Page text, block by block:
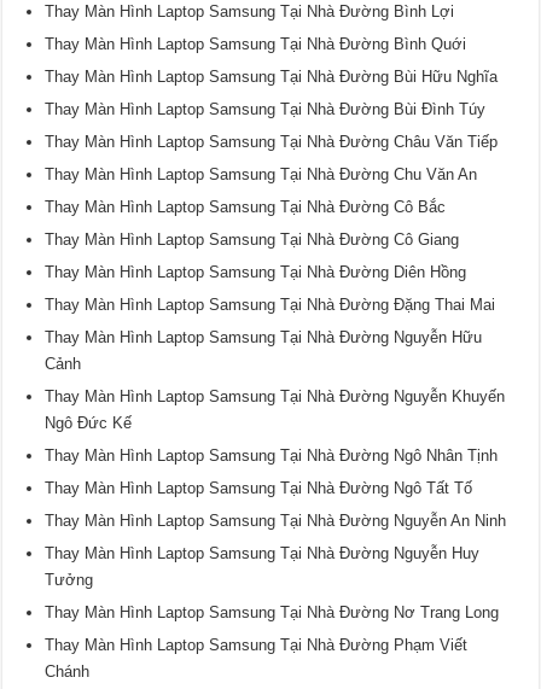
Thay Màn Hình Laptop Samsung Tại Nhà Đường Bình Lợi
Thay Màn Hình Laptop Samsung Tại Nhà Đường Bình Quới
Thay Màn Hình Laptop Samsung Tại Nhà Đường Bùi Hữu Nghĩa
Thay Màn Hình Laptop Samsung Tại Nhà Đường Bùi Đình Túy
Thay Màn Hình Laptop Samsung Tại Nhà Đường Châu Văn Tiếp
Thay Màn Hình Laptop Samsung Tại Nhà Đường Chu Văn An
Thay Màn Hình Laptop Samsung Tại Nhà Đường Cô Bắc
Thay Màn Hình Laptop Samsung Tại Nhà Đường Cô Giang
Thay Màn Hình Laptop Samsung Tại Nhà Đường Diên Hồng
Thay Màn Hình Laptop Samsung Tại Nhà Đường Đặng Thai Mai
Thay Màn Hình Laptop Samsung Tại Nhà Đường Nguyễn Hữu
Cảnh
Thay Màn Hình Laptop Samsung Tại Nhà Đường Nguyễn Khuyến
Ngô Đức Kế
Thay Màn Hình Laptop Samsung Tại Nhà Đường Ngô Nhân Tịnh
Thay Màn Hình Laptop Samsung Tại Nhà Đường Ngô Tất Tố
Thay Màn Hình Laptop Samsung Tại Nhà Đường Nguyễn An Ninh
Thay Màn Hình Laptop Samsung Tại Nhà Đường Nguyễn Huy
Tưởng
Thay Màn Hình Laptop Samsung Tại Nhà Đường Nơ Trang Long
Thay Màn Hình Laptop Samsung Tại Nhà Đường Phạm Viết
Chánh